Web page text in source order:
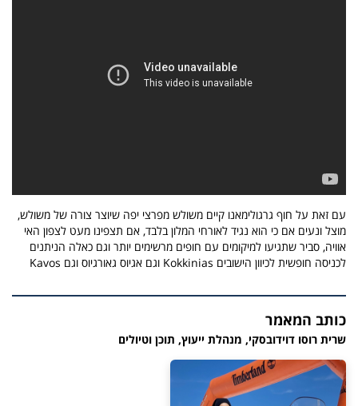
עם זאת על חוף גרגולימאנו קיים משולש מפרצי יפה שיוצר צורה של משולש,
מוצל ונעים אם כי הוא נגיד לאורחי המלון בלבד, אם תצפינו מעט לצפון האי
אוויה, סביר שתגיעו למיקומים עם חופים מרשימים יותר וגם כאלה הניתנים
לכניסה חופשית לכיוון הישובים Kokkinias וגם אגיוס גאורגיוס וגם Kavos
כותב המאמר
שרית רוסו דוידובסקי, מנהלת ייעוץ, תוכן וטיולים